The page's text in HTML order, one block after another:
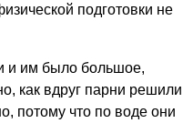
подготовки не
и им было большое,
как вдруг парни решили
потому что по воде они